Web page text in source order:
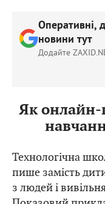
Оперативні,
новини тут
Додайте
Як онлайн-
Технологічна
пише замість
з людей і